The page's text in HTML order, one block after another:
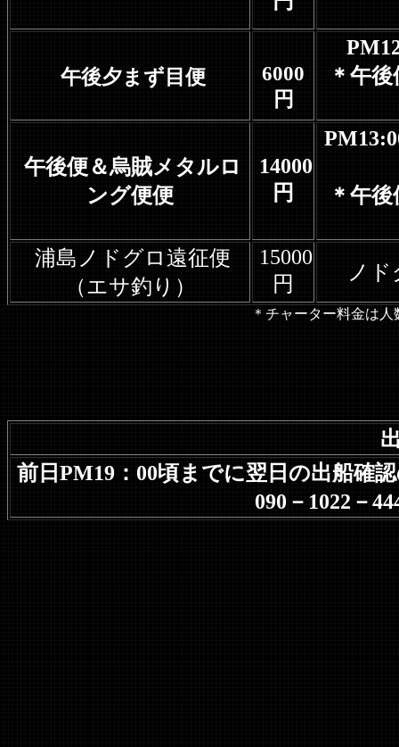
午後夕まず目便
6000
円
＊午
午後便＆烏賊メタルロ
ング便便
14000
円
＊午
浦島ノドグロ遠征便
（エサ釣り）
15000
円
ノ
＊チャーター料金は
前日PM19：00頃までに翌日の出船
090－1022－